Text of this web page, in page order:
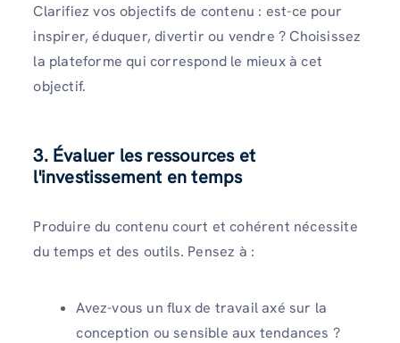
Clarifiez vos objectifs de contenu : est-ce pour
inspirer, éduquer, divertir ou vendre ? Choisissez
la plateforme qui correspond le mieux à cet
objectif.
3. Évaluer les ressources et
l'investissement en temps
Produire du contenu court et cohérent nécessite
du temps et des outils. Pensez à :
Avez-vous un flux de travail axé sur la
conception ou sensible aux tendances ?